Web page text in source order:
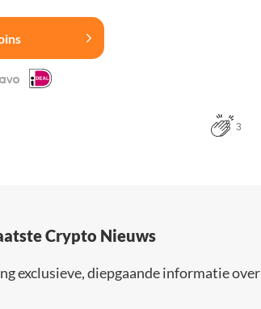
3
Crypto Nieuws
exclusieve, diepgaande informatie over